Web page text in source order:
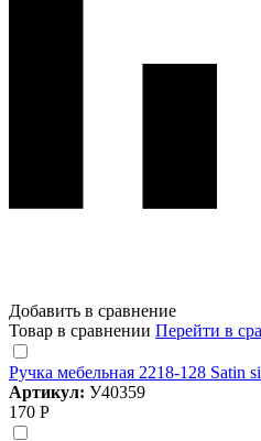
Добавить в сравнение
Товар в сравнении Перейти в
Ручка мебельная 2218-128 Satin
Артикул: У40359
170 Р